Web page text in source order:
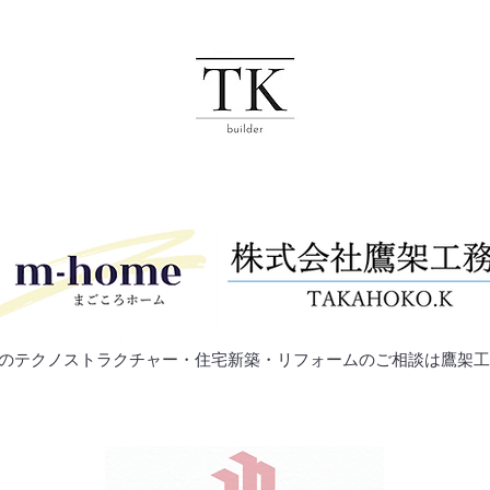
テクノストラクチャー・住宅新築・リフォームのご相談は鷹架